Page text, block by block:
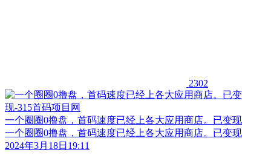
2302
一个圈圈0撸盘，首码速度已经上各大应用商店。已变现
一个圈圈0撸盘，首码速度已经上各大应用商店。已变现
2024年3月18日19:11